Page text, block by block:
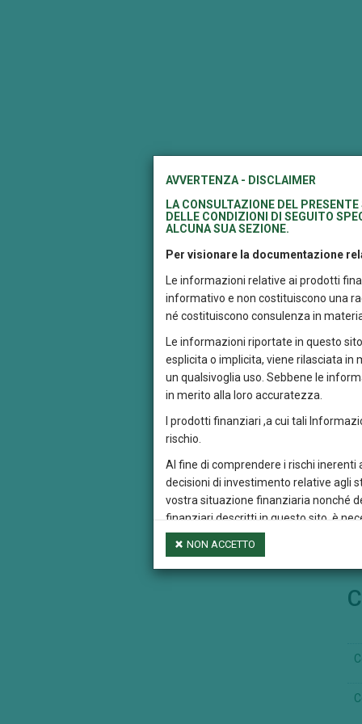
AVVERTENZA - DISCLAIMER
LA CONSULTAZIONE DEL
DELLE CONDIZIONI DI SEGUITO
ALCUNA SUA SEZIONE.
Per visionare la documentazione
Le informazioni relative ai prodotti
informativo e non costituiscono una
né costituiscono consulenza in
Le informazioni riportate in questo
esplicita o implicita, viene rilasciata in
un qualsivoglia uso. Sebbene le
in merito alla loro accuratezza.
I prodotti finanziari ,a cui tali
rischio.
Al fine di comprendere i rischi
decisioni di investimento relative agli
vostra situazione finanziaria nonché
finanziari descritti in questo sito, è
finanziario, eventualmente con il
Si attira inoltre l’attenzione dei
garanzia dei guadagni futuri.. Un
cambio della valuta nella quale il
Euromobiliare International Fund Sicav.
al presente sito o che siano
intendersi come verificato o rivisto,
NON ACCETTO